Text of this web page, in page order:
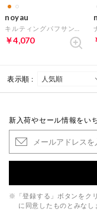
noyau
￥4,070
表示順 :
新入荷やセール情報をい
※「登録する」ボタンをク
に同意したものとみなし